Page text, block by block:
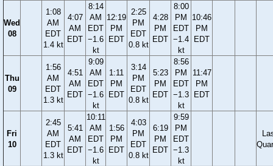
Wed
08
1:08
AM
EDT
1.4 kt
4:07
AM
EDT
8:14
AM
EDT
−1.6
kt
12:19
PM
EDT
2:25
PM
EDT
0.8 kt
4:28
PM
EDT
8:00
PM
EDT
−1.4
kt
10:46
PM
EDT
Thu
09
1:56
AM
EDT
1.3 kt
4:51
AM
EDT
9:09
AM
EDT
−1.6
kt
1:11
PM
EDT
3:14
PM
EDT
0.8 kt
5:23
PM
EDT
8:56
PM
EDT
−1.3
kt
11:47
PM
EDT
Fri
10
2:45
AM
EDT
1.3 kt
5:41
AM
EDT
10:11
AM
EDT
−1.6
kt
1:56
PM
EDT
4:03
PM
EDT
0.8 kt
6:19
PM
EDT
9:59
PM
EDT
−1.3
kt